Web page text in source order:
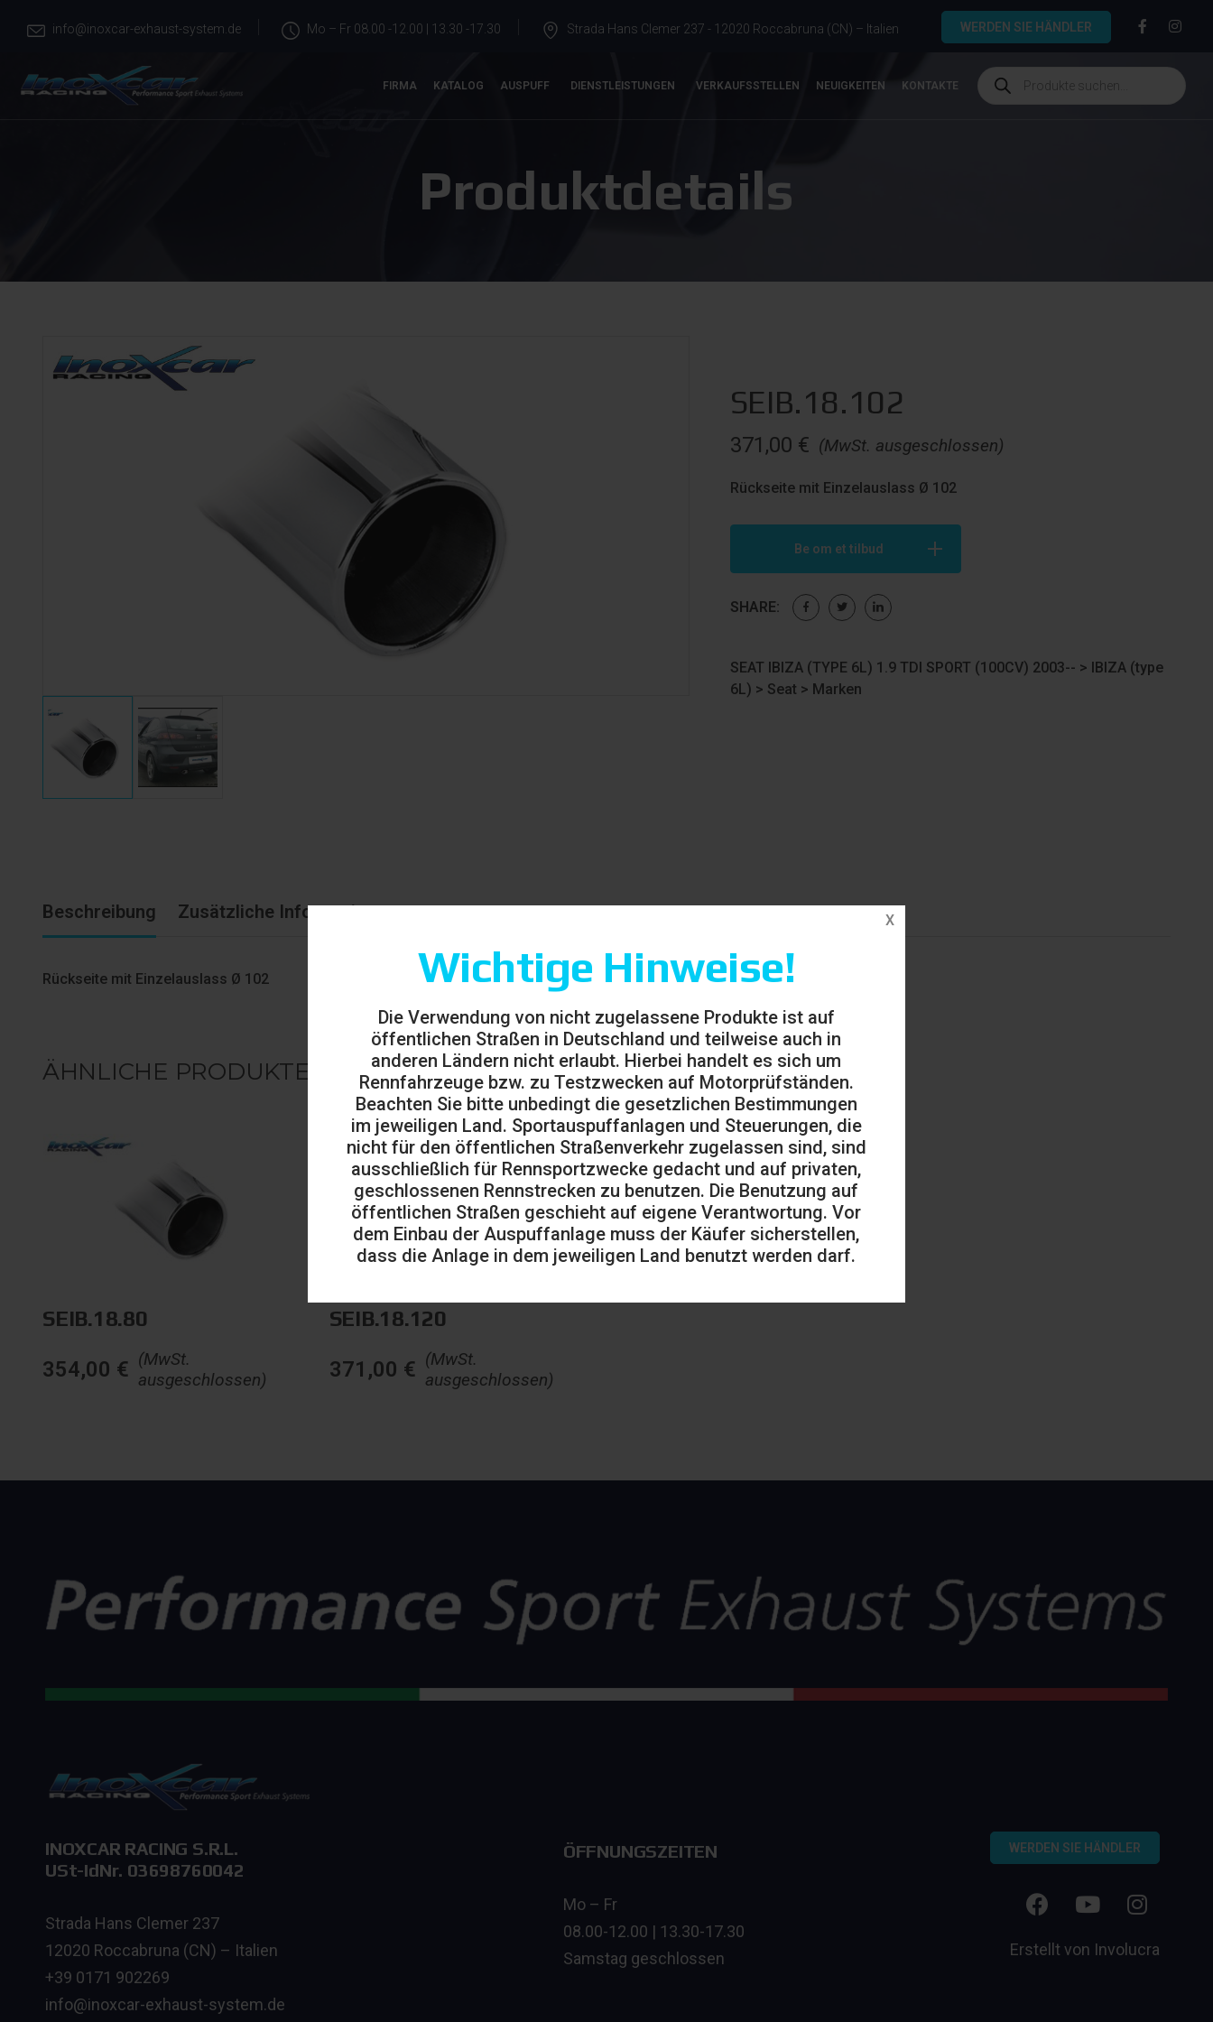
Wichtige Hinweise!
Die Verwendung von nicht zugelassene Produkte ist auf
öffentlichen Straßen in Deutschland und teilweise auch in
anderen Ländern nicht erlaubt. Hierbei handelt es sich um
Rennfahrzeuge bzw. zu Testzwecken auf Motorprüfständen.
Beachten Sie bitte unbedingt die gesetzlichen Bestimmungen
im jeweiligen Land. Sportauspuffanlagen und Steuerungen, die
nicht für den öffentlichen Straßenverkehr zugelassen sind, sind
ausschließlich für Rennsportzwecke gedacht und auf privaten,
geschlossenen Rennstrecken zu benutzen. Die Benutzung auf
öffentlichen Straßen geschieht auf eigene Verantwortung. Vor
dem Einbau der Auspuffanlage muss der Käufer sicherstellen,
dass die Anlage in dem jeweiligen Land benutzt werden darf.
info@inoxcar-exhaust-system.de Mo – Fr 08.00 -12.00 | 13.30 -17.30 Strada Hans Clemer 237 - 12020 Roccabruna (CN) – Italien WERDEN SIE HÄNDLER
FIRMA KATALOG AUSPUFF DIENSTLEISTUNGEN VERKAUFSSTELLEN NEUIGKEITEN KONTAKTE
Produktdetails
SEIB.18.102
(MwSt. ausgeschlossen)
371,00 €
Rückseite mit Einzelauslass Ø 102
Be om et tilbud
SHARE:
SEAT IBIZA (TYPE 6L) 1.9 TDI SPORT (100CV) 2003-- > IBIZA (type
6L) > Seat > Marken
Beschreibung Zusätzliche Informationen
Rückseite mit Einzelauslass Ø 102
ÄHNLICHE PRODUKTE
SEIB.18.80
(MwSt.
ausgeschlossen)
354,00 €
SEIB.18.120
(MwSt.
ausgeschlossen)
371,00 €
INOXCAR RACING S.R.L.
USt-IdNr. 03698760042
Strada Hans Clemer 237
12020 Roccabruna (CN) – Italien
+39 0171 902269
info@inoxcar-exhaust-system.de
ÖFFNUNGSZEITEN
Mo – Fr
08.00-12.00 | 13.30-17.30
Samstag geschlossen
WERDEN SIE HÄNDLER
Erstellt von Involucra